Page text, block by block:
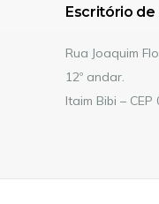
Escritório
Rua Joaquim
12º andar.
Itaim Bibi –